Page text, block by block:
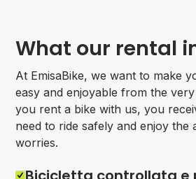
What our rental
At EmisaBike, we want to make
easy and enjoyable from the
you rent a bike with us, you
need to ride safely and enjoy the
worries.